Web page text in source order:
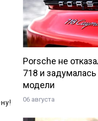
Porsche не
718 и
модели
06 августа